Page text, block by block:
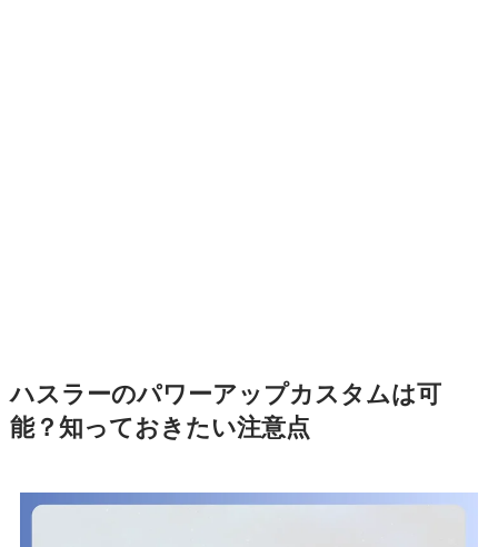
ハスラーのパワーアップカスタムは可
能？知っておきたい注意点